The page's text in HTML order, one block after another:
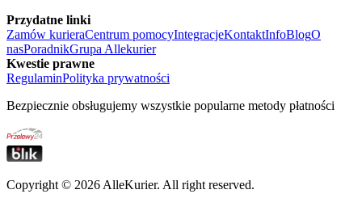
Przydatne linki
Zamów kurieraCentrum pomocyIntegracjeKontaktInfoBlogO
nasPoradnikGrupa Allekurier
Kwestie prawne
RegulaminPolityka prywatności
Bezpiecznie obsługujemy wszystkie popularne metody płatności
Copyright © 2026 AlleKurier. All right reserved.